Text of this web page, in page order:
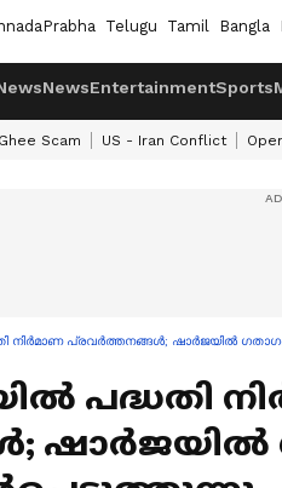
Telugu Tamil Bangla
NewsEntertainmentSports
Scam US - Iran Conflict
നിർമാണ പ്രവർത്തനങ്ങൾ; ഷാർജയിൽ
പദ്ധതി